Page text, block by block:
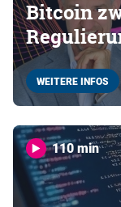
Bitcoin
WEITERE INFOS
110 min